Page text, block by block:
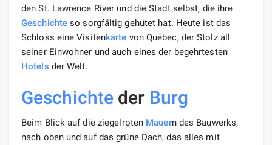
den St. Lawrence River und die Stadt selbst, die ihre
Geschichte so sorgfältig gehütet hat. Heute ist das
Schloss eine Visitenkarte von Québec, der Stolz all
seiner Einwohner und auch eines der begehrtesten
Hotels der Welt.
Geschichte der Burg
Beim Blick auf die ziegelroten Mauern des Bauwerks,
nach oben und auf das grüne Dach, das alles mit